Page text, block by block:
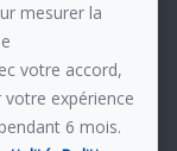
mesurer la
votre accord,
expérience
6 mois.